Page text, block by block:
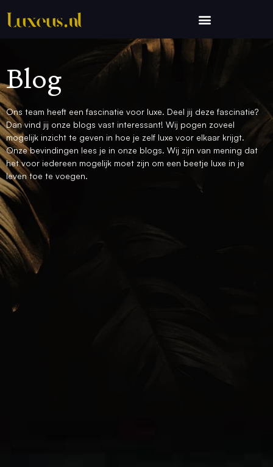
Blog
Ons team heeft een fascinatie voor luxe. Deel jij deze fascinatie?
Dan vind jij onze blogs vast interessant! Wij pogen zoveel
mogelijk inzicht te geven in hoe je zelf luxe voor elkaar krijgt.
Onze bevindingen lees je in onze blogs. Wij zijn van mening dat
het voor iedereen mogelijk moet zijn om een beetje luxe in je
leven toe te voegen.